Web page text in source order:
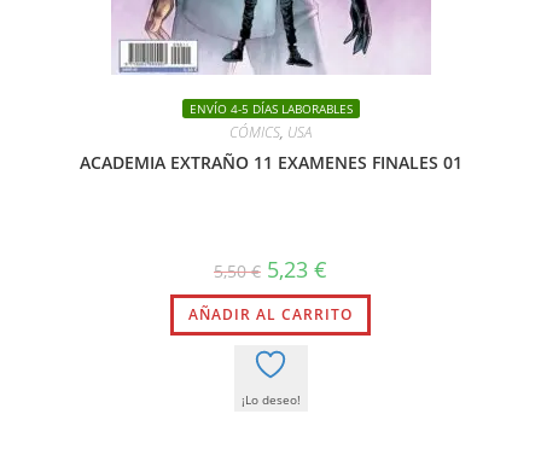
ENVÍO 4-5 DÍAS LABORABLES
CÓMICS, USA
ACADEMIA EXTRAÑO 11 EXAMENES FINALES 01
5,50€ El
precio
original
era:
5,50 €.
5,23 €
actual
es:
5,23 €.
AÑADIR AL CARRITO
¡Lo deseo!